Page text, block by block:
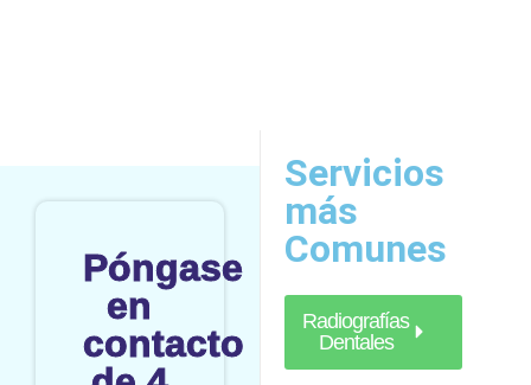
Póngase
en
contacto
Servicios
más
Comunes
Radiografías
Dentales